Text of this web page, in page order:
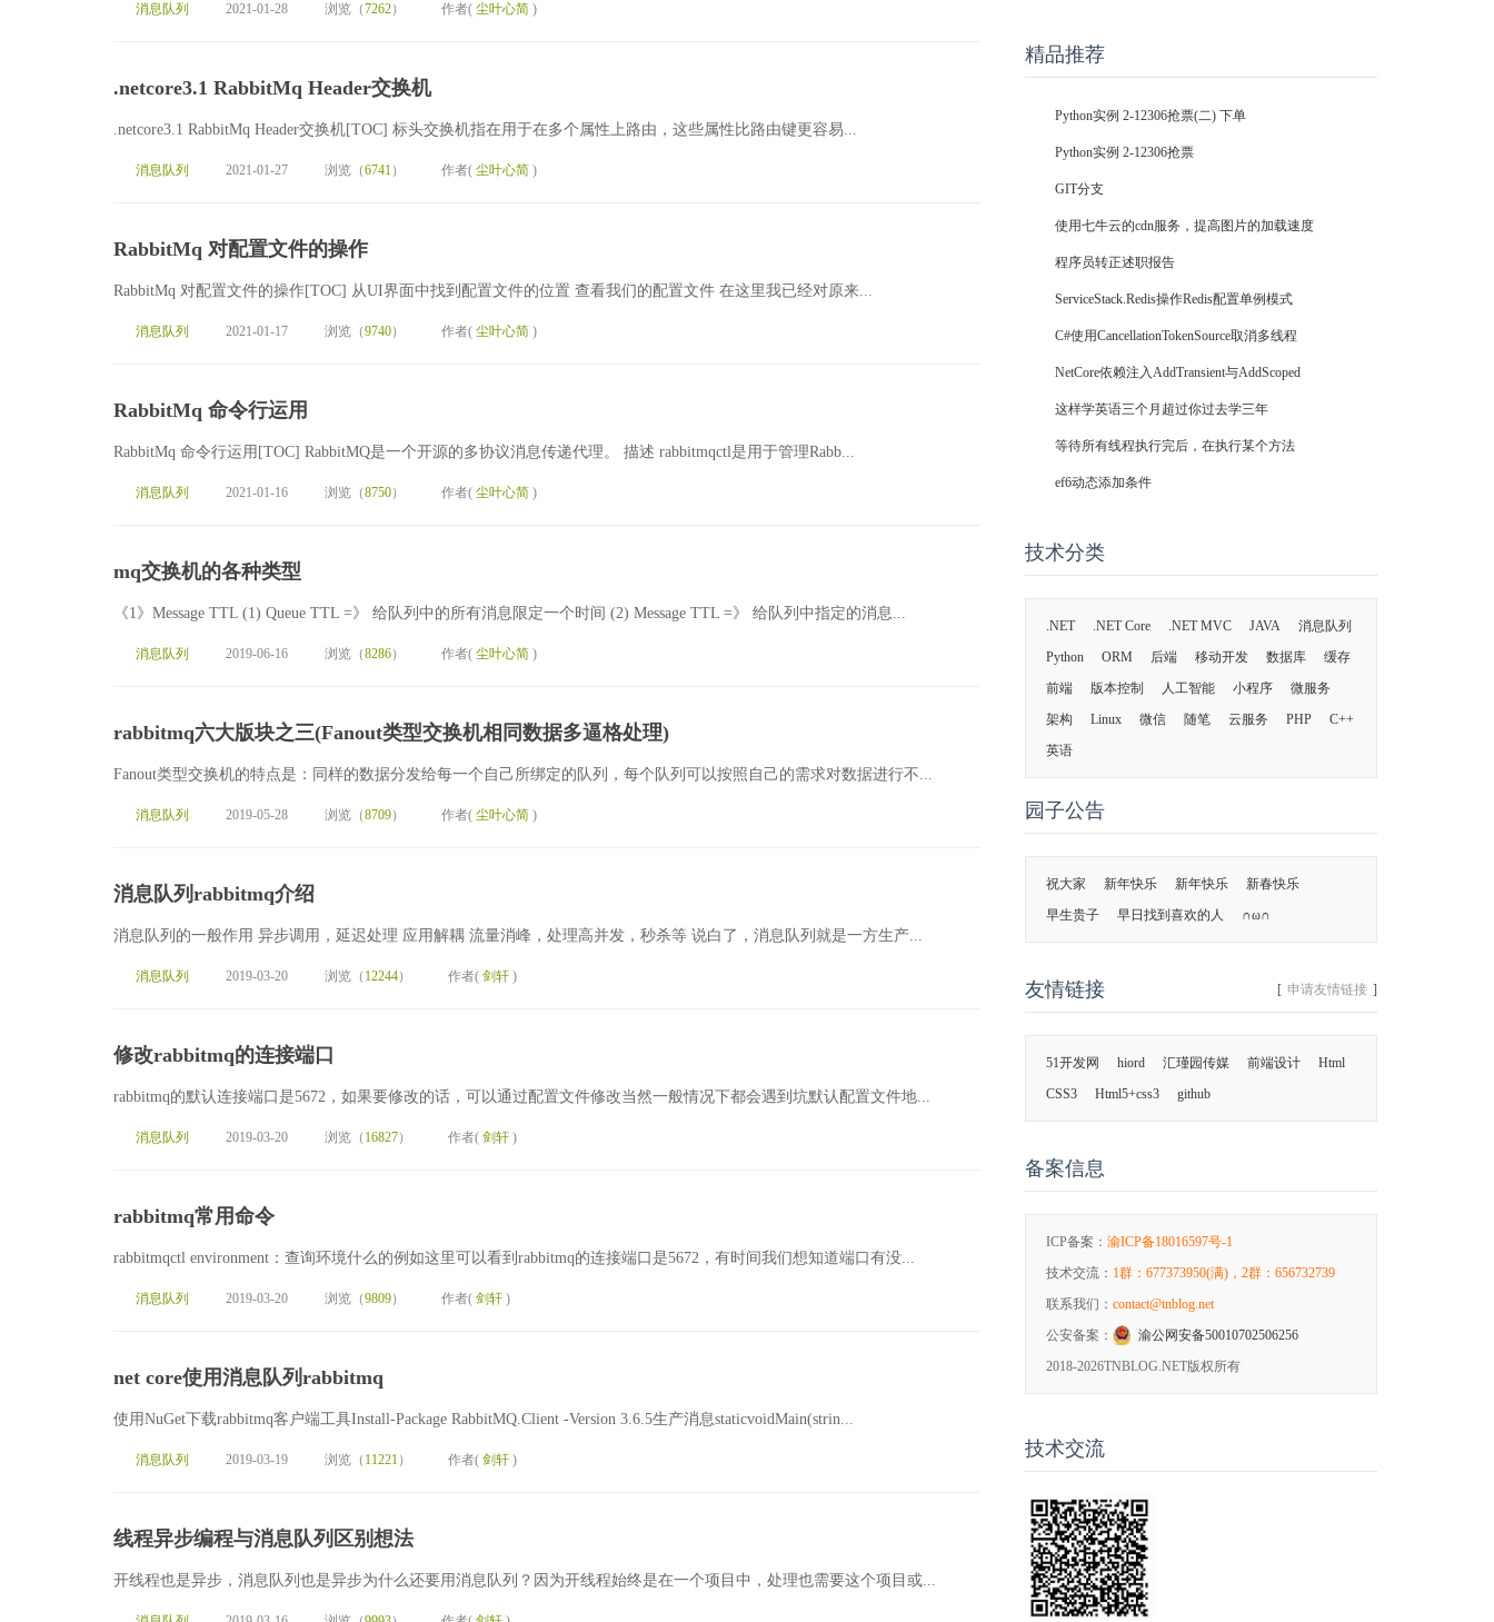
消息队列 2021-01-28 浏览（7262） 作者( 尘叶心简 )
.netcore3.1 RabbitMq Header交换机
.netcore3.1 RabbitMq Header交换机[TOC] 标头交换机指在用于在多个属性上路由，这些属性比路由键更容易...
消息队列 2021-01-27 浏览（6741） 作者( 尘叶心简 )
RabbitMq 对配置文件的操作
RabbitMq 对配置文件的操作[TOC] 从UI界面中找到配置文件的位置 查看我们的配置文件 在这里我已经对原来...
消息队列 2021-01-17 浏览（9740） 作者( 尘叶心简 )
RabbitMq 命令行运用
RabbitMq 命令行运用[TOC] RabbitMQ是一个开源的多协议消息传递代理。 描述 rabbitmqctl是用于管理Rabb...
消息队列 2021-01-16 浏览（8750） 作者( 尘叶心简 )
mq交换机的各种类型
《1》Message TTL (1) Queue TTL =》 给队列中的所有消息限定一个时间 (2) Message TTL =》 给队列中指定的消息...
消息队列 2019-06-16 浏览（8286） 作者( 尘叶心简 )
rabbitmq六大版块之三(Fanout类型交换机相同数据多逼格处理)
Fanout类型交换机的特点是：同样的数据分发给每一个自己所绑定的队列，每个队列可以按照自己的需求对数据进行不...
消息队列 2019-05-28 浏览（8709） 作者( 尘叶心简 )
消息队列rabbitmq介绍
消息队列的一般作用 异步调用，延迟处理 应用解耦 流量消峰，处理高并发，秒杀等 说白了，消息队列就是一方生产...
消息队列 2019-03-20 浏览（ 12244） 作者( 剑轩 )
修改rabbitmq的连接端口
rabbitmq的默认连接端口是5672，如果要修改的话，可以通过配置文件修改当然一般情况下都会遇到坑默认配置文件地...
消息队列 2019-03-20 浏览（ 16827） 作者( 剑轩 )
rabbitmq常用命令
rabbitmqctl environment：查询环境什么的例如这里可以看到rabbitmq的连接端口是5672，有时间我们想知道端口有没...
消息队列 2019-03-20 浏览（9809） 作者( 剑轩 )
net core使用消息队列rabbitmq
使用NuGet下载rabbitmq客户端工具Install-Package RabbitMQ.Client -Version 3.6.5生产消息staticvoidMain(strin...
消息队列 2019-03-19 浏览（ 11221） 作者( 剑轩 )
线程异步编程与消息队列区别想法
开线程也是异步，消息队列也是异步为什么还要用消息队列？因为开线程始终是在一个项目中，处理也需要这个项目或...
精品推荐
Python实例 2-12306抢票(二) 下单
Python实例 2-12306抢票
GIT分支
使用七牛云的cdn服务，提高图片的加载速度
程序员转正述职报告
ServiceStack.Redis操作Redis配置单例模式
C#使用CancellationTokenSource取消多线程
NetCore依赖注入AddTransient与AddScoped
这样学英语三个月超过你过去学三年
等待所有线程执行完后，在执行某个方法
ef6动态添加条件
技术分类
.NET .NET Core .NET MVC JAVA
消息队列
Python
ORM 后端 移动开发 数据库
缓存
前端
版本控制 人工智能 小程序
微服务
架构
Linux 微信 随笔 云服务 PHP
C++
英语
园子公告
祝大家 新年快乐 新年快乐
新春快乐
早生贵子
早日找到喜欢的人 ∩ω∩
[ 申请友情链接 ]
友情链接
51开发网 hiord 汇瑾园传媒 前端设计
Html
CSS3
Html5+css3 github
备案信息
ICP备案：渝ICP备18016597号-1
技术交流： 1群：677373950(满)，2群：656732739
联系我们：contact@tnblog.net
公安备案：
渝公网安备50010702506256
2018-2026TNBLOG.NET版权所有
技术交流